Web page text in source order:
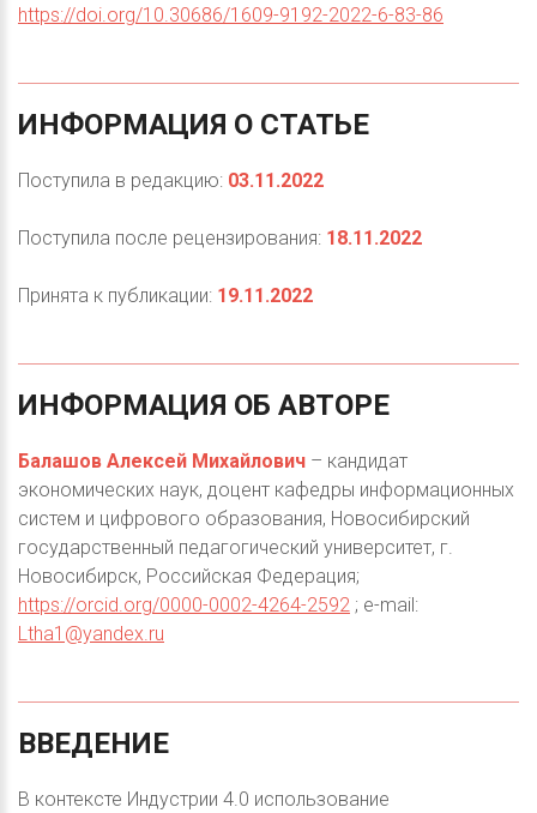
https://doi.org/10.30686/1609-9192-2022-6-83-86
ИНФОРМАЦИЯ О СТАТЬЕ
Поступила в редакцию: 03.11.2022
Поступила после рецензирования: 18.11.2022
Принята к публикации: 19.11.2022
ИНФОРМАЦИЯ ОБ АВТОРЕ
Балашов Алексей Михайлович – кандидат
экономических наук, доцент кафедры информационных
систем и цифрового образования, Новосибирский
государственный педагогический университет, г.
Новосибирск, Российская Федерация;
https://orcid.org/0000-0002-4264-2592 ; e-mail:
Ltha1@yandex.ru
ВВЕДЕНИЕ
В контексте Индустрии 4.0 использование